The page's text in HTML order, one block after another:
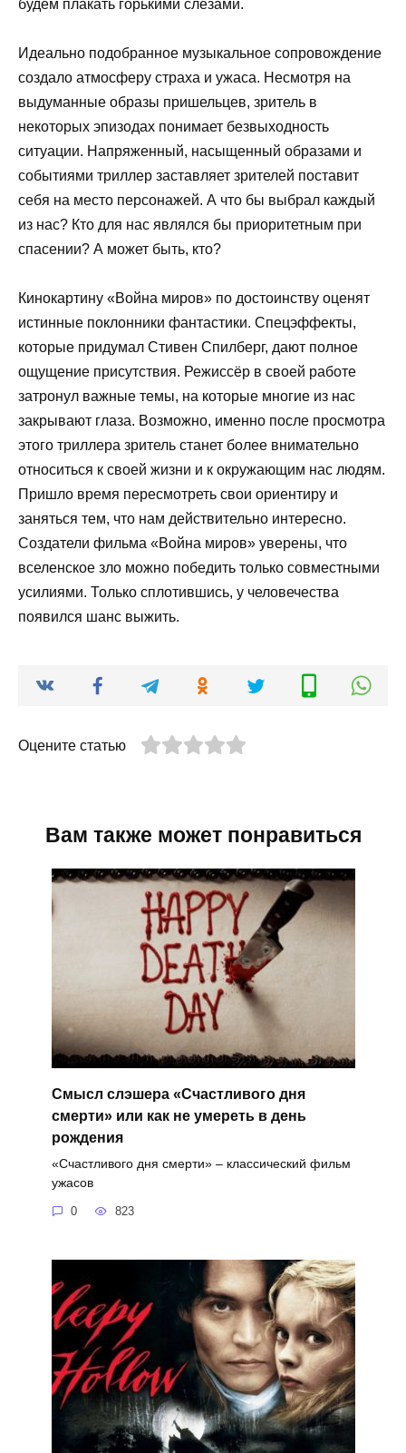
будем плакать горькими слезами.
Идеально подобранное музыкальное сопровождение
создало атмосферу страха и ужаса. Несмотря на
выдуманные образы пришельцев, зритель в
некоторых эпизодах понимает безвыходность
ситуации. Напряженный, насыщенный образами и
событиями триллер заставляет зрителей поставит
себя на место персонажей. А что бы выбрал каждый
из нас? Кто для нас являлся бы приоритетным при
спасении? А может быть, кто?
Кинокартину «Война миров» по достоинству оценят
истинные поклонники фантастики. Спецэффекты,
которые придумал Стивен Спилберг, дают полное
ощущение присутствия. Режиссёр в своей работе
затронул важные темы, на которые многие из нас
закрывают глаза. Возможно, именно после просмотра
этого триллера зритель станет более внимательно
относиться к своей жизни и к окружающим нас людям.
Пришло время пересмотреть свои ориентиру и
заняться тем, что нам действительно интересно.
Создатели фильма «Война миров» уверены, что
вселенское зло можно победить только совместными
усилиями. Только сплотившись, у человечества
появился шанс выжить.
Оцените статью
Вам также может понравиться
Смысл слэшера «Счастливого дня
смерти» или как не умереть в день
рождения
«Счастливого дня смерти» – классический фильм
ужасов
0 823